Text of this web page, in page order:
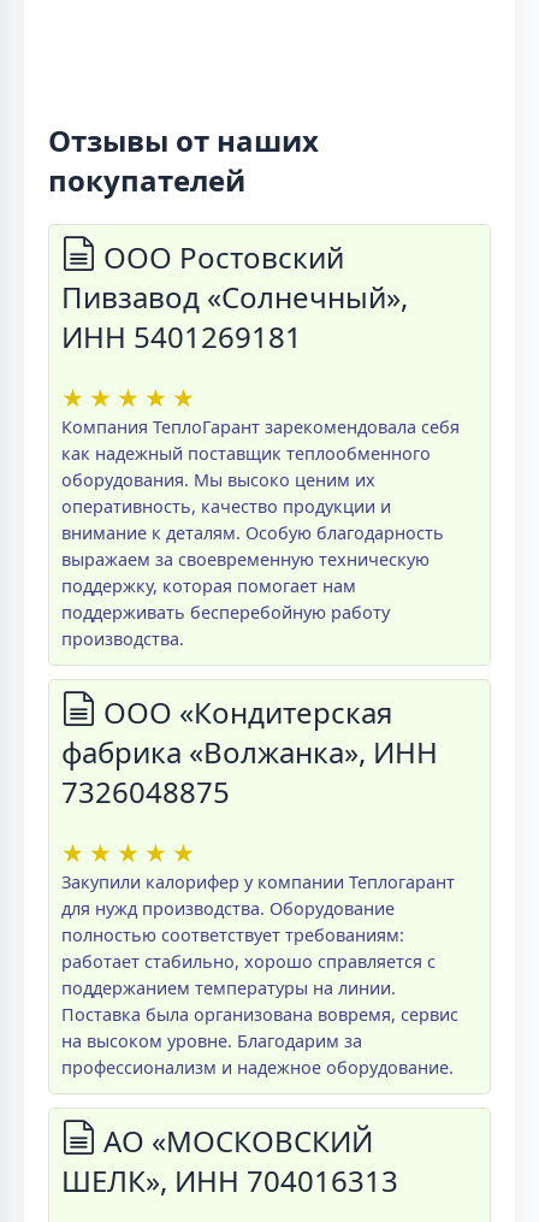
Отзывы от наших
покупателей
ООО Ростовский
Пивзавод «Солнечный»,
ИНН 5401269181
★ ★ ★ ★ ★
Компания ТеплоГарант зарекомендовала себя
как надежный поставщик теплообменного
оборудования. Мы высоко ценим их
оперативность, качество продукции и
внимание к деталям. Особую благодарность
выражаем за своевременную техническую
поддержку, которая помогает нам
поддерживать бесперебойную работу
производства.
ООО «Кондитерская
фабрика «Волжанка», ИНН
7326048875
★ ★ ★ ★ ★
Закупили калорифер у компании Теплогарант
для нужд производства. Оборудование
полностью соответствует требованиям:
работает стабильно, хорошо справляется с
поддержанием температуры на линии.
Поставка была организована вовремя, сервис
на высоком уровне. Благодарим за
профессионализм и надежное оборудование.
АО «МОСКОВСКИЙ
ШЕЛК», ИНН 704016313